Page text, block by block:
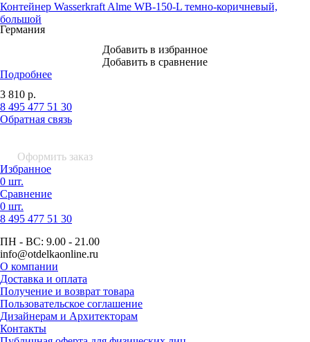
Контейнер Wasserkraft Alme WB-150-L темно-коричневый,
большой
Германия
Добавить в избранное
Добавить в сравнение
Подробнее
3 810 р.
8 495 477 51 30
Обратная связь
Оформить заказ
Избранное
0 шт.
Сравнение
0 шт.
8 495 477 51 30
ПН - ВС: 9.00 - 21.00
info@otdelkaonline.ru
О компании
Доставка и оплата
Получение и возврат товара
Пользовательское соглашение
Дизайнерам и Архитекторам
Контакты